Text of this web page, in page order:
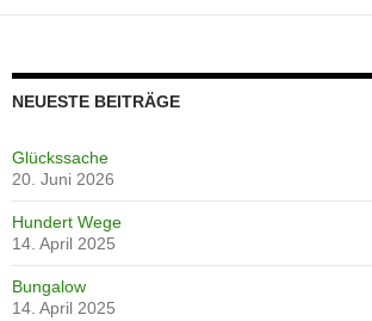
NEUESTE BEITRÄGE
Glückssache
20. Juni 2026
Hundert Wege
14. April 2025
Bungalow
14. April 2025